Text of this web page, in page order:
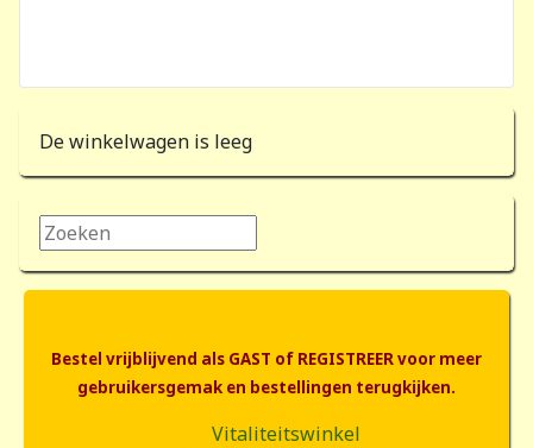
De winkelwagen is leeg
Zoeken...
Bestel vrijblijvend als GAST of REGISTREER voor meer
gebruikersgemak en bestellingen terugkijken.
Vitaliteitswinkel